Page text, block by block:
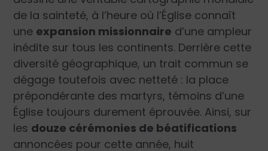
de la sainteté, à l’heure où l’Église connaît
une expansion missionnaire d’une ampleur
inédite sur tous les continents. Derrière cette
diversité géographique, un trait commun se
dégage toutefois avec netteté : la place
prépondérante des martyrs, témoins d’une
Église toujours durement éprouvée. Ainsi, sur
les douze cérémonies de béatifications
annoncées pour cette année, huit